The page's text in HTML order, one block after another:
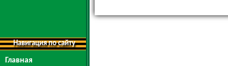
Навигация по сайту
Главная